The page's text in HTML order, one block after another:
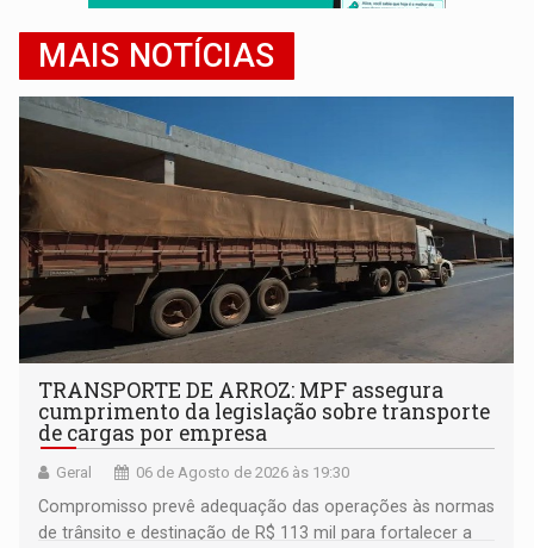
MAIS NOTÍCIAS
TRANSPORTE DE ARROZ: MPF assegura
cumprimento da legislação sobre transporte
de cargas por empresa
Geral 06 de Agosto de 2026 às 19:30
Compromisso prevê adequação das operações às normas
de trânsito e destinação de R$ 113 mil para fortalecer a